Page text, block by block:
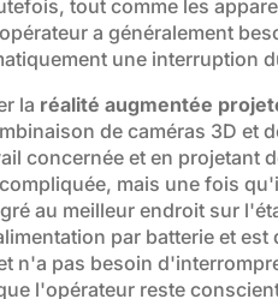
tout comme les
a généralement
une interruption
la réalité augmentée
de caméras 3D et
concernée et en
mais une fois
au meilleur endroit sur
par batterie et
n'a pas besoin
l'opérateur reste